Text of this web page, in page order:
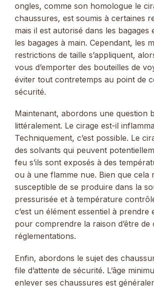
ongles, comme son homologue le
chaussures, est soumis à certaines
mais il est autorisé dans les bagages
les bagages à main. Cependant, les
restrictions de taille s’appliquent,
vous d’emporter des bouteilles de
éviter tout contretemps au point de
sécurité.
Maintenant, abordons une question
littéralement. Le cirage est-il
Techniquement, c’est possible. Le
des solvants qui peuvent
feu s’ils sont exposés à des
ou à une flamme nue. Bien que cela
susceptible de se produire dans la
pressurisée et à température
c’est un élément essentiel à prendre
pour comprendre la raison d’être de
réglementations.
Enfin, abordons le sujet des
file d’attente de sécurité. L’âge
enlever ses chaussures est